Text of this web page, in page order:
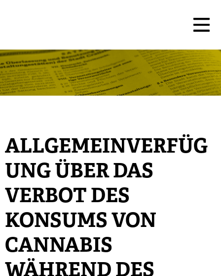
ALLGEMEINVERFÜG
UNG ÜBER DAS
VERBOT DES
KONSUMS VON
CANNABIS